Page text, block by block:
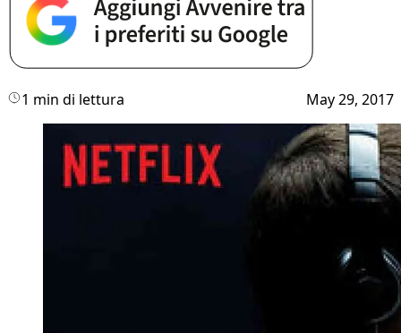
1 min di lettura May 29, 2017